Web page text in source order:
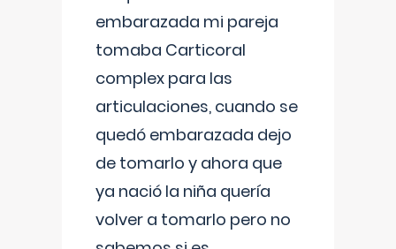
embarazada mi pareja
tomaba Carticoral
complex para las
articulaciones, cuando se
quedó embarazada dejo
de tomarlo y ahora que
ya nació la niña quería
volver a tomarlo pero no